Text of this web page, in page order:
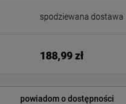
spodziewana dostawa
188,99 zł
powiadom o dostępności